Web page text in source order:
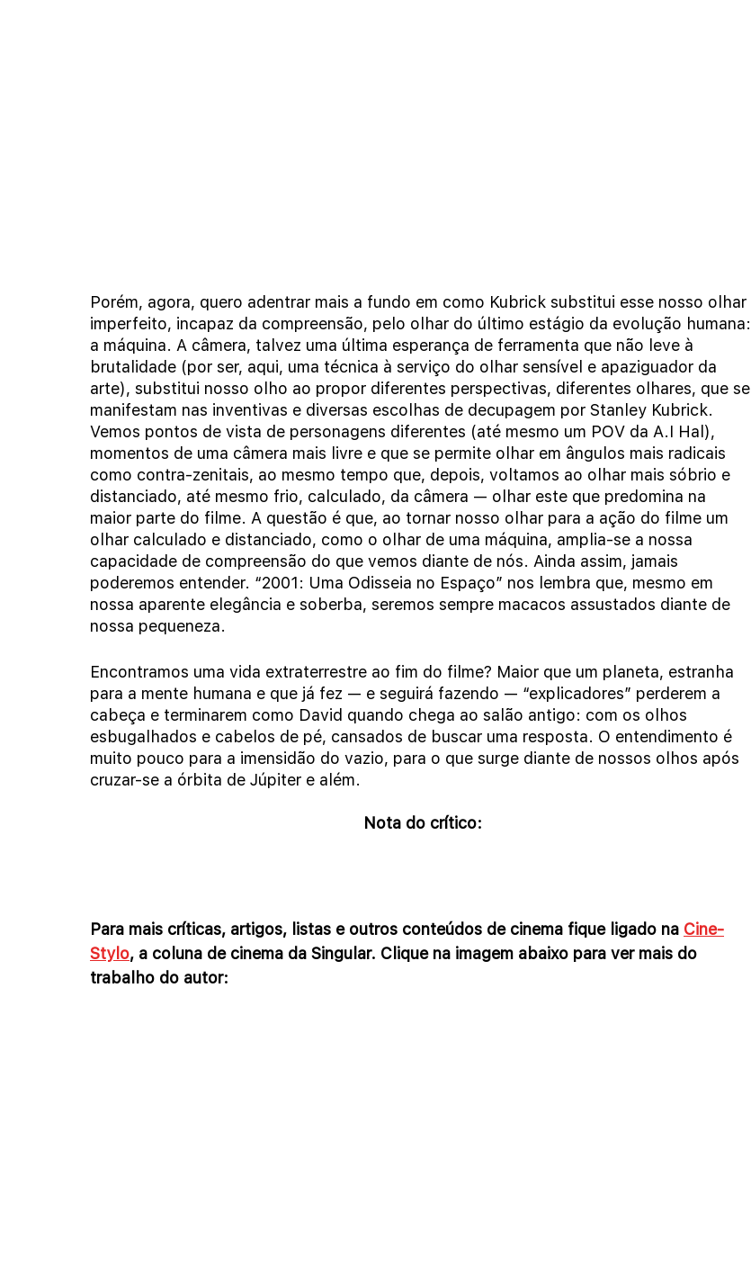
Porém, agora, quero adentrar mais a fundo em como Kubrick substitui esse nosso olhar
imperfeito, incapaz da compreensão, pelo olhar do último estágio da evolução humana:
a máquina. A câmera, talvez uma última esperança de ferramenta que não leve à
brutalidade (por ser, aqui, uma técnica à serviço do olhar sensível e apaziguador da
arte), substitui nosso olho ao propor diferentes perspectivas, diferentes olhares, que se
manifestam nas inventivas e diversas escolhas de decupagem por Stanley Kubrick.
Vemos pontos de vista de personagens diferentes (até mesmo um POV da A.I Hal),
momentos de uma câmera mais livre e que se permite olhar em ângulos mais radicais
como contra-zenitais, ao mesmo tempo que, depois, voltamos ao olhar mais sóbrio e
distanciado, até mesmo frio, calculado, da câmera — olhar este que predomina na
maior parte do filme. A questão é que, ao tornar nosso olhar para a ação do filme um
olhar calculado e distanciado, como o olhar de uma máquina, amplia-se a nossa
capacidade de compreensão do que vemos diante de nós. Ainda assim, jamais
poderemos entender. “2001: Uma Odisseia no Espaço” nos lembra que, mesmo em
nossa aparente elegância e soberba, seremos sempre macacos assustados diante de
nossa pequeneza.
Encontramos uma vida extraterrestre ao fim do filme? Maior que um planeta, estranha
para a mente humana e que já fez — e seguirá fazendo — “explicadores” perderem a
cabeça e terminarem como David quando chega ao salão antigo: com os olhos
esbugalhados e cabelos de pé, cansados de buscar uma resposta. O entendimento é
muito pouco para a imensidão do vazio, para o que surge diante de nossos olhos após
cruzar-se a órbita de Júpiter e além.
Nota do crítico:
Para mais críticas, artigos, listas e outros conteúdos de cinema fique ligado na Cine-
Stylo, a coluna de cinema da Singular. Clique na imagem abaixo para ver mais do
trabalho do autor: